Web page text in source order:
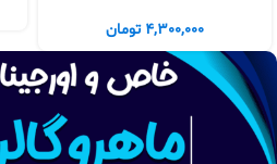
4,300,000 تومان